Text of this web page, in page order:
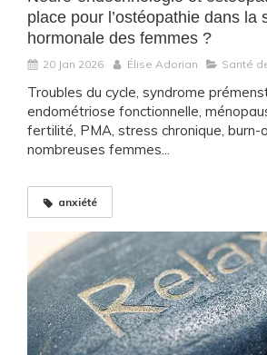
place pour l’ostéopathie dans la
hormonale des femmes ?
20 Jan 2026 Élise Adorian Santé
Troubles du cycle, syndrome
endométriose fonctionnelle,
fertilité, PMA, stress chronique, burn-
nombreuses femmes...
anxiété